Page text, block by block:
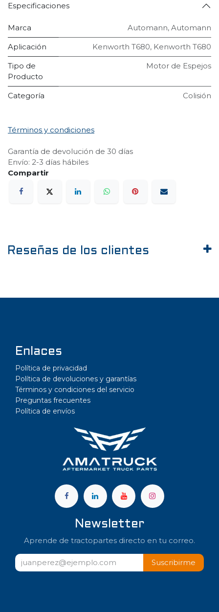
Especificaciones
Marca Automann, Automann
Aplicación Kenworth T680, Kenworth T680
Tipo de
Producto
Motor de Espejos
Categoría Colisión
Términos y condiciones
Garantía de devolución de 30 días
Envío: 2-3 días hábiles
Reseñas de los clientes
Enlaces
Política de privacidad
Política de devoluciones y garantías
Términos y condiciones del servicio
Preguntas frecuentes
Política de envíos
Newsletter
Aprende de tractopartes directo en tu correo.
Suscribir​​me